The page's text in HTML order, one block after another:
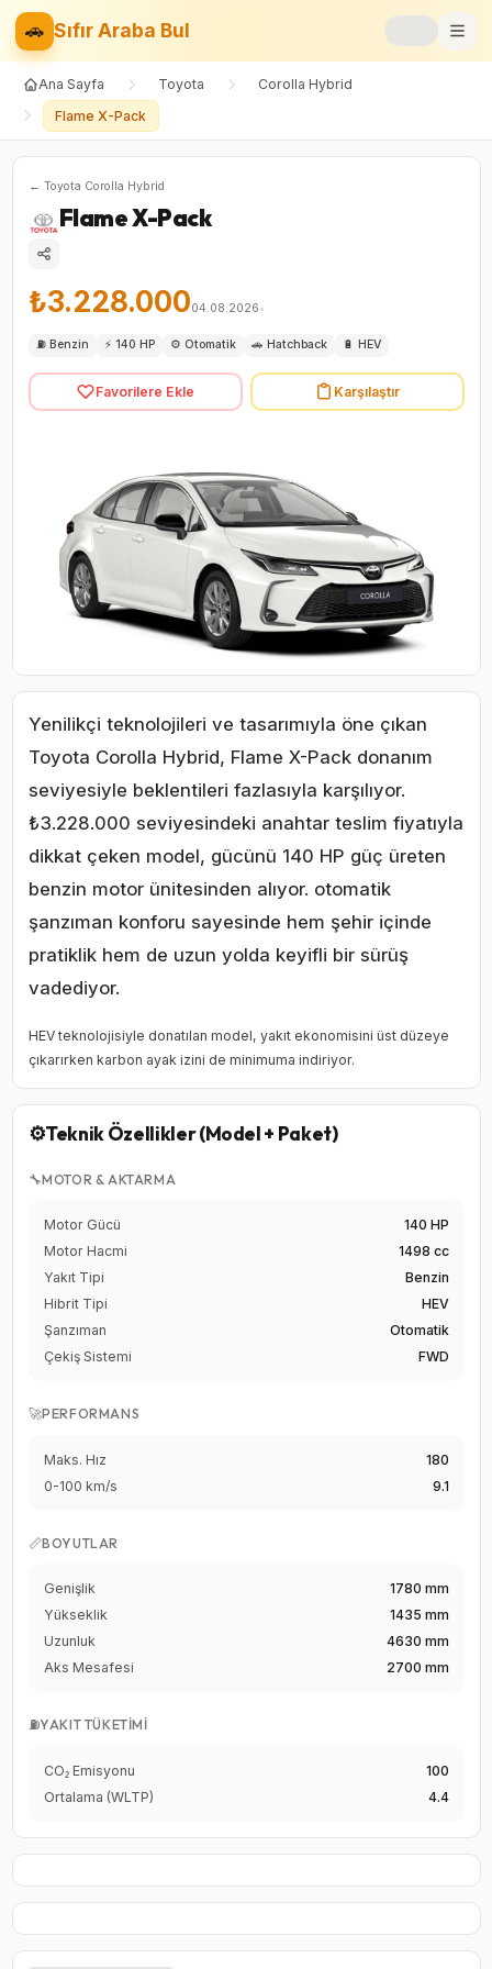
🚗 Sıfır Araba Bul
Markalar
📝
⚡
🚙SUV
⚖️Karşılaştır
Ana Sayfa Toyota
Corolla Hybrid
Flame X-Pack
← Toyota Corolla Hybrid
Flame X-Pack
₺3.228.00004.08.2026•
⛽ Benzin ⚡ 140 HP ⚙️ Otomatik 🚗 Hatchback 🔋 HEV
Favorilere Ekle Karşılaştır
Yenilikçi teknolojileri ve tasarımıyla öne çıkan
Toyota Corolla Hybrid, Flame X-Pack donanım
seviyesiyle beklentileri fazlasıyla karşılıyor.
₺3.228.000 seviyesindeki anahtar teslim fiyatıyla
dikkat çeken model, gücünü 140 HP güç üreten
benzin motor ünitesinden alıyor. otomatik
şanzıman konforu sayesinde hem şehir içinde
pratiklik hem de uzun yolda keyifli bir sürüş
vadediyor.
HEV teknolojisiyle donatılan model, yakıt ekonomisini üst düzeye
çıkarırken karbon ayak izini de minimuma indiriyor.
⚙️Teknik Özellikler (Model + Paket)
🔧MOTOR & AKTARMA
Motor Gücü
140 HP
Motor Hacmi
1498 cc
Yakıt Tipi
Benzin
Hibrit Tipi
HEV
Şanzıman
Otomatik
Çekiş Sistemi
FWD
🚀PERFORMANS
Maks. Hız
180
0-100 km/s
9.1
📏BOYUTLAR
Genişlik
1780 mm
Yükseklik
1435 mm
Uzunluk
4630 mm
Aks Mesafesi
2700 mm
⛽YAKIT TÜKETIMI
CO₂ Emisyonu
100
Ortalama (WLTP)
4.4